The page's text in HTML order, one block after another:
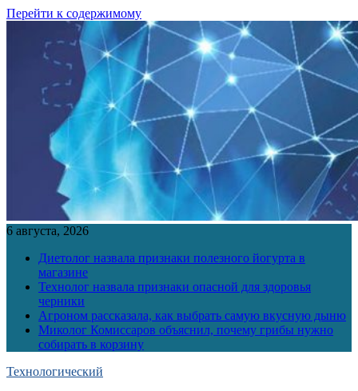
Перейти к содержимому
6 августа, 2026
Диетолог назвала признаки полезного йогурта в
магазине
Технолог назвала признаки опасной для здоровья
черники
Агроном рассказала, как выбрать самую вкусную дыню
Миколог Комиссаров объяснил, почему грибы нужно
собирать в корзину
Технологический